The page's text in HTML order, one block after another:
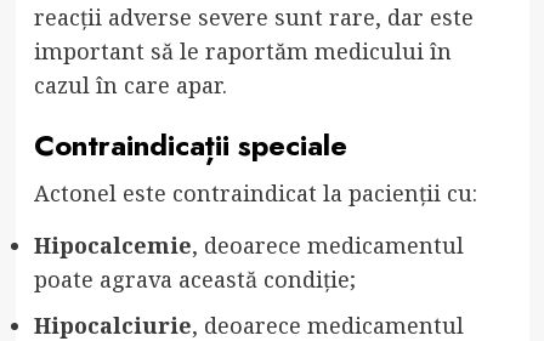
reacții adverse severe sunt rare, dar este
important să le raportăm medicului în
cazul în care apar.
Contraindicații speciale
Actonel este contraindicat la pacienții cu:
Hipocalcemie, deoarece medicamentul
poate agrava această condiție;
Hipocalciurie, deoarece medicamentul